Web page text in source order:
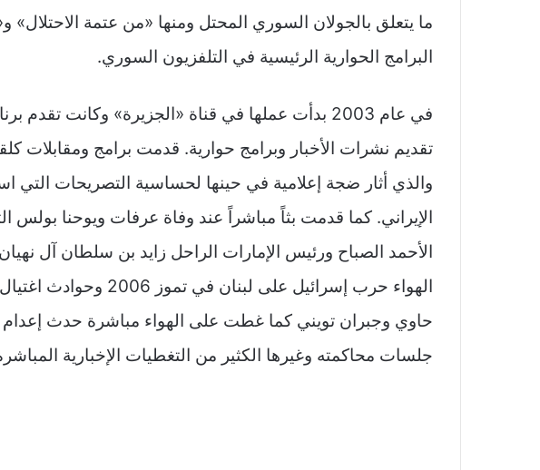
ما يتعلق بالجولان السوري المحتل ومنها «من عتمة الاحتلال»
البرامج الحوارية الرئيسية في التلفزيون السوري.
في عام 2003 بدأت عملها في قناة «الجزيرة» وكانت
تقديم نشرات الأخبار وبرامج حوارية. قدمت برامج ومقابلات
والذي أثار ضجة إعلامية في حينها لحساسية التصريحات التي
الإيراني. كما قدمت بثاً مباشراً عند وفاة عرفات ويوحنا بولس
الأحمد الصباح ورئيس الإمارات الراحل زايد بن سلطان آل
الهواء حرب إسرائيل على
حاوي وجبران تويني كما غطت على الهواء مباشرة حدث
جلسات محاكمته وغيرها الكثير من التغطيات الإخبارية